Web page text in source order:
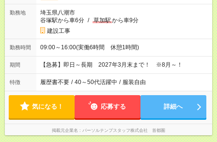
勤務地
埼玉県八潮市
谷塚駅から車6分 / 草加駅から車9分
建設工事
勤務時間 09:00～16:00(実働6時間 休憩1時間)
期間 【急募】即日～長期 2027年3月末まで！ ※8月～！
特徴 履歴書不要 / 40～50代活躍中 / 服装自由
気になる！ 応募する 詳細へ
掲載元企業名 パーソルテンプスタッフ株式会社 首都圏